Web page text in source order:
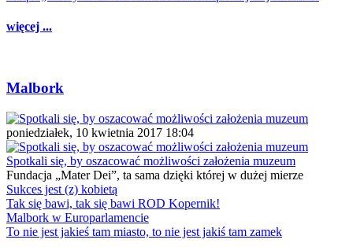
więcej ...
Malbork
poniedziałek, 10 kwietnia 2017 18:04
Spotkali się, by oszacować możliwości założenia muzeum
Fundacja „Mater Dei”, ta sama dzięki której w dużej mierze
Sukces jest (z) kobietą
Tak się bawi, tak się bawi ROD Kopernik!
Malbork w Europarlamencie
To nie jest jakieś tam miasto, to nie jest jakiś tam zamek